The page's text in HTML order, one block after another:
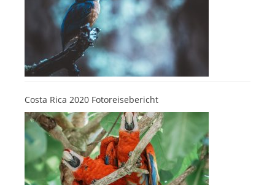
Costa Rica 2020 Fotoreisebericht